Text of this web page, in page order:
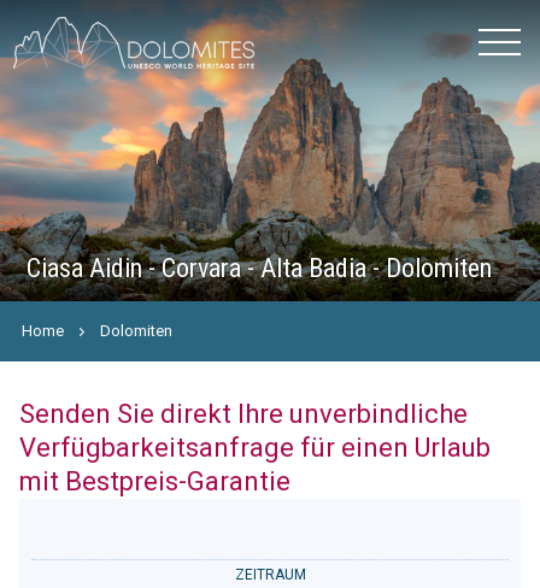
Ciasa Aidin - Corvara - Alta Badia - Dolomiten
Home Dolomiten
Senden Sie direkt Ihre unverbindliche
Verfügbarkeitsanfrage für einen Urlaub
mit Bestpreis-Garantie
ZEITRAUM